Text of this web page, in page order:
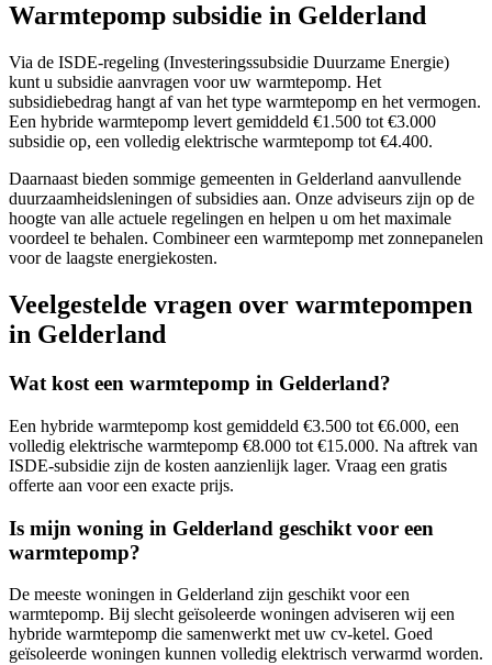
Warmtepomp subsidie in Gelderland
Via de ISDE-regeling (Investeringssubsidie Duurzame Energie)
kunt u subsidie aanvragen voor uw warmtepomp. Het
subsidiebedrag hangt af van het type warmtepomp en het vermogen.
Een hybride warmtepomp levert gemiddeld €1.500 tot €3.000
subsidie op, een volledig elektrische warmtepomp tot €4.400.
Daarnaast bieden sommige gemeenten in Gelderland aanvullende
duurzaamheidsleningen of subsidies aan. Onze adviseurs zijn op de
hoogte van alle actuele regelingen en helpen u om het maximale
voordeel te behalen. Combineer een warmtepomp met zonnepanelen
voor de laagste energiekosten.
Veelgestelde vragen over warmtepompen
in Gelderland
Wat kost een warmtepomp in Gelderland?
Een hybride warmtepomp kost gemiddeld €3.500 tot €6.000, een
volledig elektrische warmtepomp €8.000 tot €15.000. Na aftrek van
ISDE-subsidie zijn de kosten aanzienlijk lager. Vraag een gratis
offerte aan voor een exacte prijs.
Is mijn woning in Gelderland geschikt voor een
warmtepomp?
De meeste woningen in Gelderland zijn geschikt voor een
warmtepomp. Bij slecht geïsoleerde woningen adviseren wij een
hybride warmtepomp die samenwerkt met uw cv-ketel. Goed
geïsoleerde woningen kunnen volledig elektrisch verwarmd worden.